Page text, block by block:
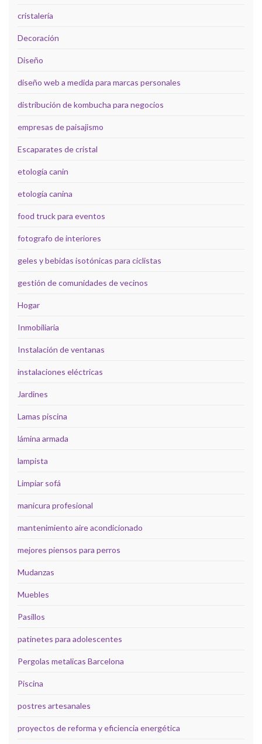
cristalería
Decoración
Diseño
diseño web a medida para marcas personales
distribución de kombucha para negocios
empresas de paisajismo
Escaparates de cristal
etología canin
etología canina
food truck para eventos
fotografo de interiores
geles y bebidas isotónicas para ciclistas
gestión de comunidades de vecinos
Hogar
Inmobiliaria
Instalación de ventanas
instalaciones eléctricas
Jardines
Lamas piscina
lámina armada
lampista
Limpiar sofá
manicura profesional
mantenimiento aire acondicionado
mejores piensos para perros
Mudanzas
Muebles
Pasillos
patinetes para adolescentes
Pergolas metalicas Barcelona
Piscina
postres artesanales
proyectos de reforma y eficiencia energética